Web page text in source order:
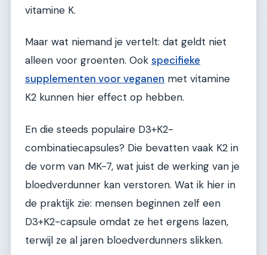
vitamine K.
Maar wat niemand je vertelt: dat geldt niet
alleen voor groenten. Ook specifieke
supplementen voor veganen met vitamine
K2 kunnen hier effect op hebben.
En die steeds populaire D3+K2-
combinatiecapsules? Die bevatten vaak K2 in
de vorm van MK-7, wat juist de werking van je
bloedverdunner kan verstoren. Wat ik hier in
de praktijk zie: mensen beginnen zelf een
D3+K2-capsule omdat ze het ergens lazen,
terwijl ze al jaren bloedverdunners slikken.